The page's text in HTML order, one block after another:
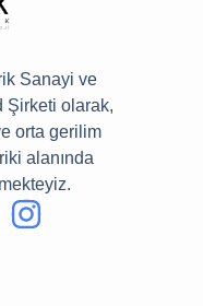
Sanayi ve
Şirketi olarak,
orta gerilim
alanında